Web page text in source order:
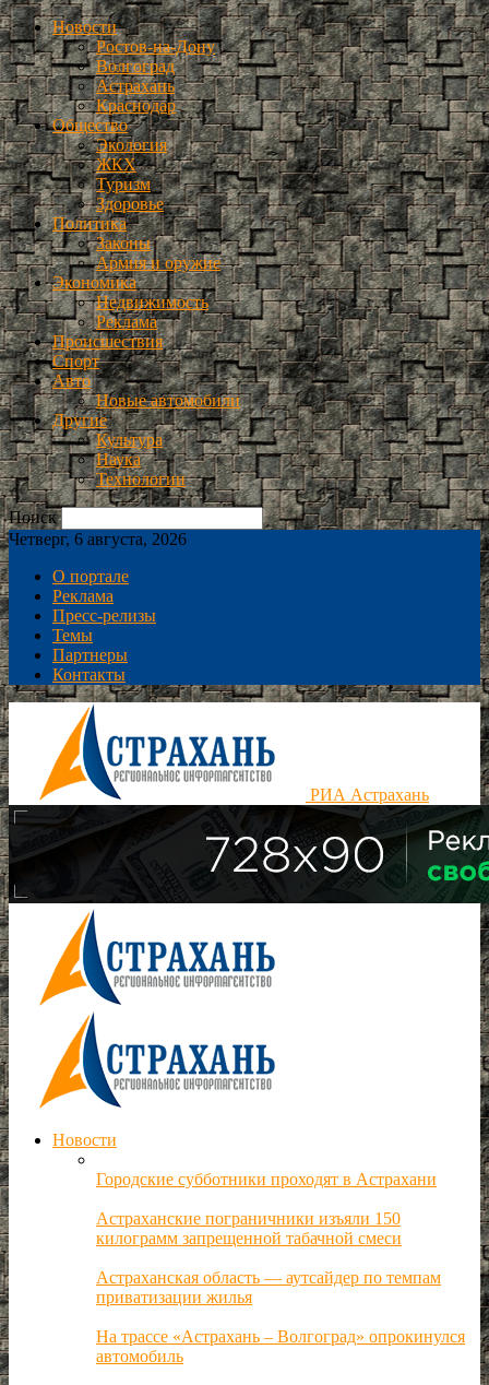
Новости
Ростов-на-Дону
Волгоград
Астрахань
Краснодар
Общество
Экология
ЖКХ
Туризм
Здоровье
Политика
Законы
Армия и оружие
Экономика
Недвижимость
Реклама
Происшествия
Спорт
Авто
Новые автомобили
Другие
Культура
Наука
Технологии
Поиск
Четверг, 6 августа, 2026
О портале
Реклама
Пресс-релизы
Темы
Партнеры
Контакты
РИА Астрахань
Новости
Городские субботники проходят в Астрахани
Астраханские пограничники изъяли 150
килограмм запрещенной табачной смеси
Астраханская область — аутсайдер по темпам
приватизации жилья
На трассе «Астрахань – Волгоград» опрокинулся
автомобиль